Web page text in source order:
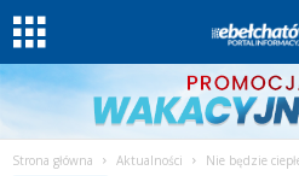
Strona główna Aktualności Nie będzie